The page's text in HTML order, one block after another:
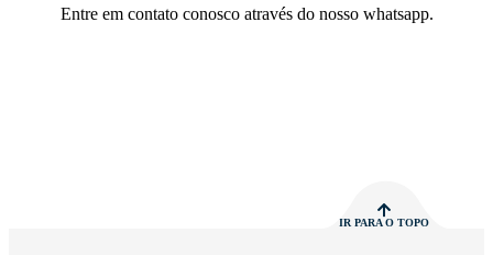
Entre em contato conosco através do nosso whatsapp.
IR PARA O TOPO